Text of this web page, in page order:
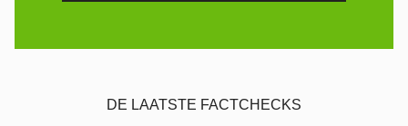
DE LAATSTE FACTCHECKS